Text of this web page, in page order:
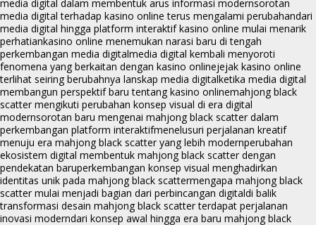
media digital dalam membentuk arus informasi modernsorotan
media digital terhadap kasino online terus mengalami perubahandari
media digital hingga platform interaktif kasino online mulai menarik
perhatiankasino online menemukan narasi baru di tengah
perkembangan media digitalmedia digital kembali menyoroti
fenomena yang berkaitan dengan kasino onlinejejak kasino online
terlihat seiring berubahnya lanskap media digitalketika media digital
membangun perspektif baru tentang kasino onlinemahjong black
scatter mengikuti perubahan konsep visual di era digital
modernsorotan baru mengenai mahjong black scatter dalam
perkembangan platform interaktifmenelusuri perjalanan kreatif
menuju era mahjong black scatter yang lebih modernperubahan
ekosistem digital membentuk mahjong black scatter dengan
pendekatan baruperkembangan konsep visual menghadirkan
identitas unik pada mahjong black scattermengapa mahjong black
scatter mulai menjadi bagian dari perbincangan digitaldi balik
transformasi desain mahjong black scatter terdapat perjalanan
inovasi moderndari konsep awal hingga era baru mahjong black